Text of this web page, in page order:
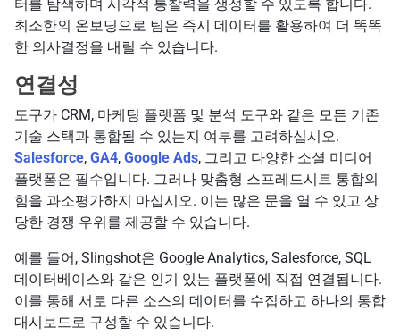
터를 탐색하며 시각적 통찰력을 생성할 수 있도록 합니다.
최소한의 온보딩으로 팀은 즉시 데이터를 활용하여 더 똑똑
한 의사결정을 내릴 수 있습니다.
연결성
도구가 CRM, 마케팅 플랫폼 및 분석 도구와 같은 모든 기존
기술 스택과 통합될 수 있는지 여부를 고려하십시오.
Salesforce, GA4, Google Ads, 그리고 다양한 소셜 미디어
플랫폼은 필수입니다. 그러나 맞춤형 스프레드시트 통합의
힘을 과소평가하지 마십시오. 이는 많은 문을 열 수 있고 상
당한 경쟁 우위를 제공할 수 있습니다.
예를 들어, Slingshot은 Google Analytics, Salesforce, SQL
데이터베이스와 같은 인기 있는 플랫폼에 직접 연결됩니다.
이를 통해 서로 다른 소스의 데이터를 수집하고 하나의 통합
대시보드로 구성할 수 있습니다.